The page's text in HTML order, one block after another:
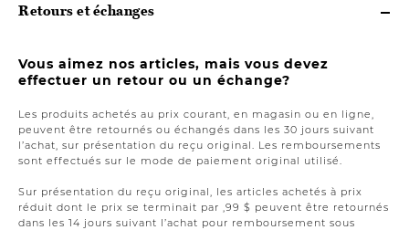
Retours et échanges
Vous aimez nos articles, mais vous devez
effectuer un retour ou un échange?
Les produits achetés au prix courant, en magasin ou en ligne,
peuvent être retournés ou échangés dans les 30 jours suivant
l’achat, sur présentation du reçu original. Les remboursements
sont effectués sur le mode de paiement original utilisé.
Sur présentation du reçu original, les articles achetés à prix
réduit dont le prix se terminait par ,99 $ peuvent être retournés
dans les 14 jours suivant l’achat pour remboursement sous